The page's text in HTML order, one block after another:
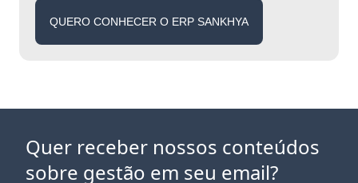
QUERO CONHECER O ERP SANKHYA
Quer receber nossos conteúdos
sobre gestão em seu email?